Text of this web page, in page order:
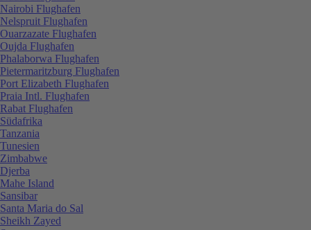
Nairobi Flughafen
Nelspruit Flughafen
Ouarzazate Flughafen
Oujda Flughafen
Phalaborwa Flughafen
Pietermaritzburg Flughafen
Port Elizabeth Flughafen
Praia Intl. Flughafen
Rabat Flughafen
Südafrika
Tanzania
Tunesien
Zimbabwe
Djerba
Mahe Island
Sansibar
Santa Maria do Sal
Sheikh Zayed